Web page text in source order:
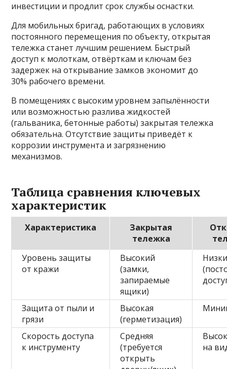
инвестиции и продлит срок службы оснастки.
Для мобильных бригад, работающих в условиях
постоянного перемещения по объекту, открытая
тележка станет лучшим решением. Быстрый
доступ к молоткам, отвёрткам и ключам без
задержек на открывание замков экономит до
30% рабочего времени.
В помещениях с высоким уровнем запылённости
или возможностью разлива жидкостей
(гальваника, бетонные работы) закрытая тележка
обязательна. Отсутствие защиты приведёт к
коррозии инструмента и загрязнению
механизмов.
Таблица сравнения ключевых
характеристик
Характеристика
Закрытая
тележка
Уровень защиты
от кражи
Высокий
(замки,
запираемые
ящики)
Защита от пыли и
грязи
Высокая
(герметизация)
Скорость доступа
к инструменту
Средняя
(требуется
открыть
на